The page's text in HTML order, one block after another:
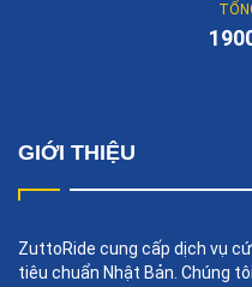
GIỚI THIỆU
ZuttoRide cung cấp dịch vụ
tiêu chuẩn Nhật Bản. Chúng